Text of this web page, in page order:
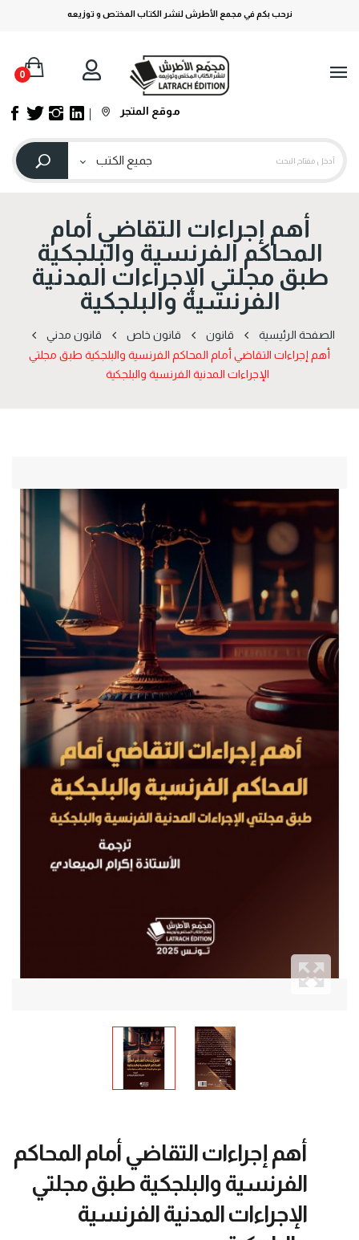
نرحب بكم في مجمع الأطرش لنشر الكتاب المختص و توزيعه
0
موقع المتجر
أهم إجراءات التقاضي أمام
المحاكم الفرنسية والبلجكية
طبق مجلتي الإجراءات المدنية
الفرنسية والبلجكية
الصفحة الرئيسية قانون قانون خاص
قانون مدني
أهم إجراءات التقاضي أمام المحاكم الفرنسية والبلجكية طبق مجلتي
الإجراءات المدنية الفرنسية والبلجكية
أهم إجراءات التقاضي أمام المحاكم
الفرنسية والبلجكية طبق مجلتي
الإجراءات المدنية الفرنسية